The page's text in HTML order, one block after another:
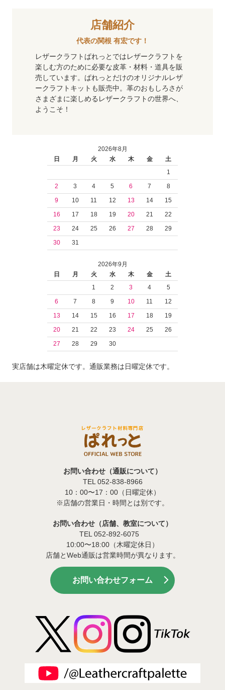
店舗紹介
代表の関根 有宏です！
レザークラフトぱれっとではレザークラフトを
楽しむ方のために必要な皮革・材料・道具を販
売しています。ぱれっとだけのオリジナルレザ
ークラフトキットも販売中。革のおもしろさが
さまざまに楽しめるレザークラフトの世界へ、
ようこそ！
2026年8月
日
月 火 水 木 金
土
1
2
3 4 5 6 7
8
9
10 11 12 13 14
15
16
17 18 19 20 21
22
23
24 25 26 27 28
29
30
31
2026年9月
日
月 火 水 木 金
土
1
2 3 4
5
6
7 8 9 10 11
12
13
14 15 16 17 18
19
20
21 22 23 24 25
26
27
28 29 30
実店舗は木曜定休です。通販業務は日曜定休です。
お問い合わせ（通販について）
TEL 052-838-8966
10：00〜17：00（日曜定休）
※店舗の営業日・時間とは別です。
お問い合わせ（店舗、教室について）
TEL 052-892-6075
10:00〜18:00（木曜定休日）
店舗とWeb通販は営業時間が異なります。
お問い合わせフォーム